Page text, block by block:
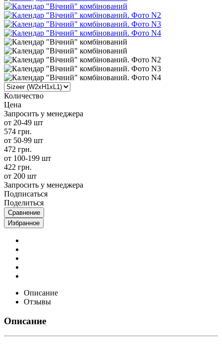
Количество
Цена
Запросить у менеджера
от 20-49 шт
574 грн.
от 50-99 шт
472 грн.
от 100-199 шт
422 грн.
от 200 шт
Запросить у менеджера
Подписаться
Поделиться
Сравнение
Избранное
Описание
Отзывы
Описание